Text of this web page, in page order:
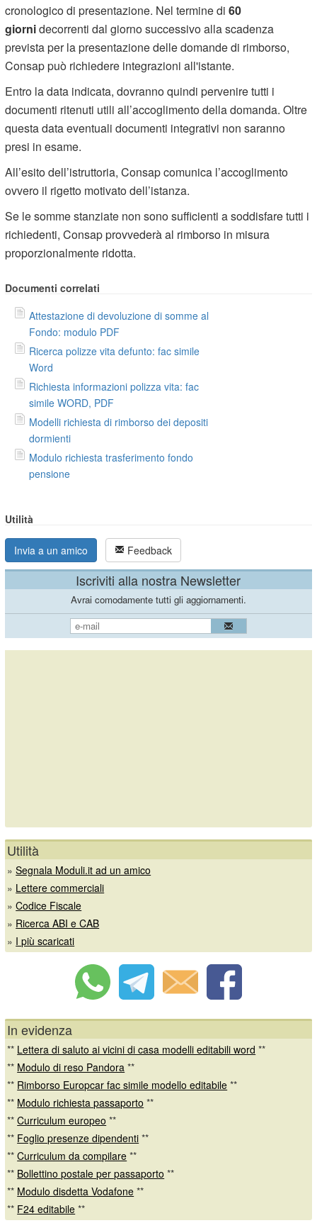
cronologico di presentazione. Nel termine di60
giornidecorrenti dal giorno successivo alla scadenza
prevista per la presentazione delle domande di rimborso,
Consap può richiedere integrazioni all'istante.
Entro la data indicata, dovranno quindi pervenire tutti i
documenti ritenuti utili all’accoglimento della domanda. Oltre
questa data eventuali documenti integrativi non saranno
presi in esame.
All’esito dell’istruttoria, Consap comunica l’accoglimento
ovvero il rigetto motivato dell’istanza.
Se le somme stanziate non sono sufficienti a soddisfare tutti i
richiedenti, Consap provvederà al rimborso in misura
proporzionalmente ridotta.
Documenti correlati
Attestazione di devoluzione di somme al
Fondo: modulo PDF
Ricerca polizze vita defunto: fac simile
Word
Richiesta informazioni polizza vita: fac
simile WORD, PDF
Modelli richiesta di rimborso dei depositi
dormienti
Modulo richiesta trasferimento fondo
pensione
Utilità
Invia a un amico Feedback
Iscriviti alla nostra Newsletter
Avrai comodamente tutti gli aggiornamenti.
Utilità
»Segnala Moduli.it ad un amico
» Lettere commerciali
»Codice Fiscale
» Ricerca ABI e CAB
» I più scaricati
In evidenza
** Lettera di saluto ai vicini di casa modelli editabili word **
** Modulo di reso Pandora **
** Rimborso Europcar fac simile modello editabile **
** Modulo richiesta passaporto **
**Curriculum europeo **
** Foglio presenze dipendenti **
**Curriculum da compilare **
** Bollettino postale per passaporto **
** Modulo disdetta Vodafone **
** F24 editabile **